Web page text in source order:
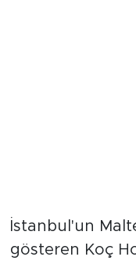
İstanbul'un
gösteren Koç